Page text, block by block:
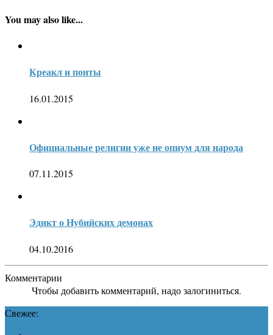
You may also like...
Креакл и понты
16.01.2015
Официальные религии уже не опиум для народа
07.11.2015
Эдикт о Нубийских демонах
04.10.2016
Комментарии
Чтобы добавить комментарий, надо залогиниться.
Свежее: